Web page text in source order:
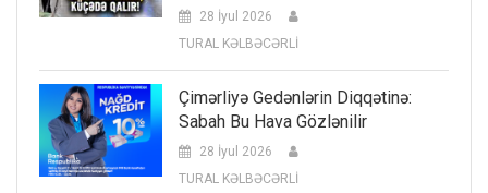
28 İyul 2026
TURAL KƏLBƏCƏRLİ
Çimərliyə Gedənlərin Diqqətinə:
Sabah Bu Hava Gözlənilir
28 İyul 2026
TURAL KƏLBƏCƏRLİ